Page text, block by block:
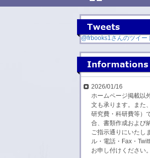
@frbooks1さんのツイー
2026/01/16
ホームページ掲載以
文も承ります。また
研究費・科研費等）
合、書類作成および
ご指示通りにいたし
ル・電話・Fax・
お申し付けください。